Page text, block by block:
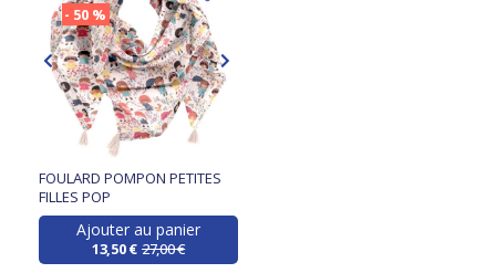
- 50 %
FOULARD POMPON PETITES
FILLES POP
Ajouter au panier
13,50 € 27,00 €